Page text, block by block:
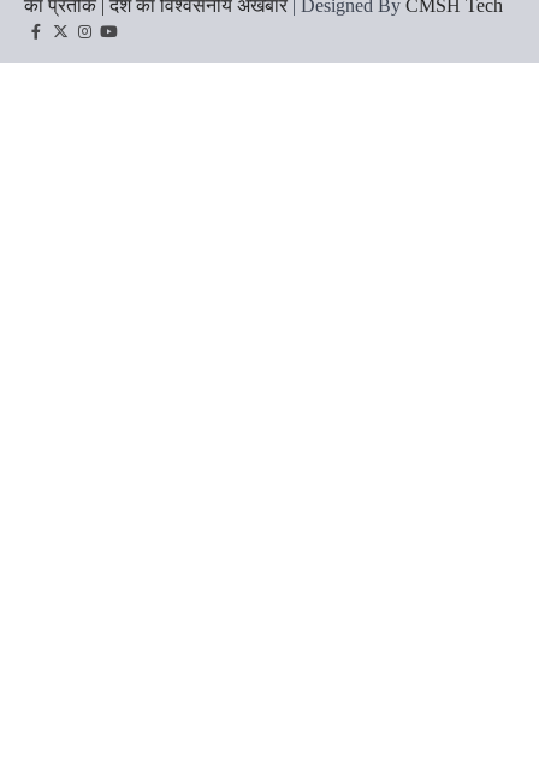
का प्रतीक | देश का विश्वसनीय अखबार | Designed By CMSH Tech
Facebook
TwitterInstagram
YouTube